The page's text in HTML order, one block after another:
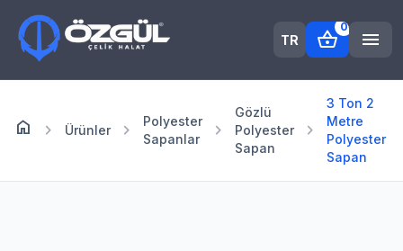
TR shopping_basket
0
menu
home Anasayfa
chevron_right Ürünler chevron_right
Polyester
Sapanlar
chevron_right
Gözlü
Polyester
Sapan
chevron_right
3 Ton 2
Metre
Polyester
Sapan